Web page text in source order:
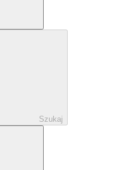
Szukaj